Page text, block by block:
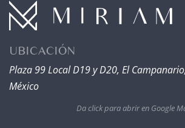
UBICACIÓN
Plaza 99 Local D19 y D20, El
México
Da click para abrir en Google